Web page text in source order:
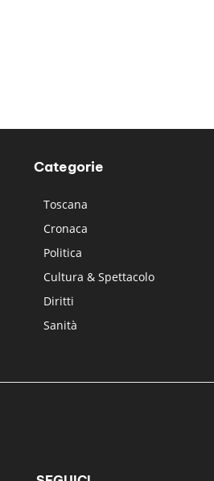
Categorie
Toscana
Cronaca
Politica
Cultura & Spettacolo
Diritti
Sanità